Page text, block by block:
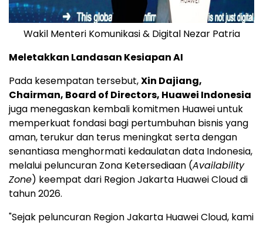
Wakil Menteri Komunikasi & Digital Nezar Patria
Meletakkan Landasan Kesiapan AI
Pada kesempatan tersebut,Xin Dajiang,
Chairman, Board of Directors, Huawei Indonesia
juga menegaskan kembali komitmen Huawei untuk
memperkuat fondasi bagi pertumbuhan bisnis yang
aman, terukur dan terus meningkat serta dengan
senantiasa menghormati kedaulatan data Indonesia,
melalui peluncuran Zona Ketersediaan (Availability
Zone) keempat dari Region Jakarta Huawei Cloud di
tahun 2026.
"Sejak peluncuran Region Jakarta Huawei Cloud, kami